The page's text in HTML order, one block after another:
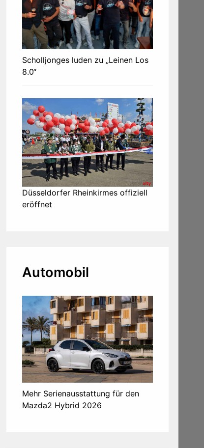
Scholljonges luden zu „Leinen Los
8.0“
Düsseldorfer Rheinkirmes offiziell
eröffnet
Automobil
Mehr Serienausstattung für den
Mazda2 Hybrid 2026